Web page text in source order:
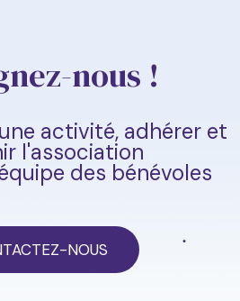
nous !
activité, adhérer et
l'association
des bénévoles
NOUS